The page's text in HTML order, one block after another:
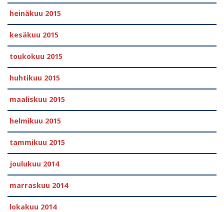
heinäkuu 2015
kesäkuu 2015
toukokuu 2015
huhtikuu 2015
maaliskuu 2015
helmikuu 2015
tammikuu 2015
joulukuu 2014
marraskuu 2014
lokakuu 2014